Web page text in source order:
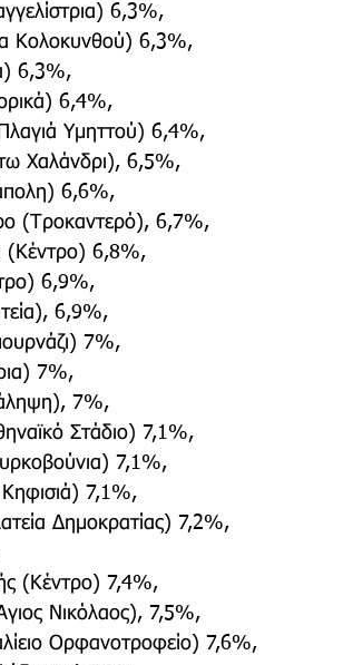
6,3%,
Κολοκυνθού) 6,3%,
6,3%,
6,4%,
Υμηττού) 6,4%,
Χαλάνδρι), 6,5%,
6,6%,
(Τροκαντερό), 6,7%,
(Κέντρο) 6,8%,
6,9%,
6,9%,
7%,
7%,
7%,
Στάδιο) 7,1%,
7,1%,
7,1%,
Δημοκρατίας) 7,2%,
(Κέντρο) 7,4%,
Νικόλαος), 7,5%,
Ορφανοτροφείο) 7,6%,